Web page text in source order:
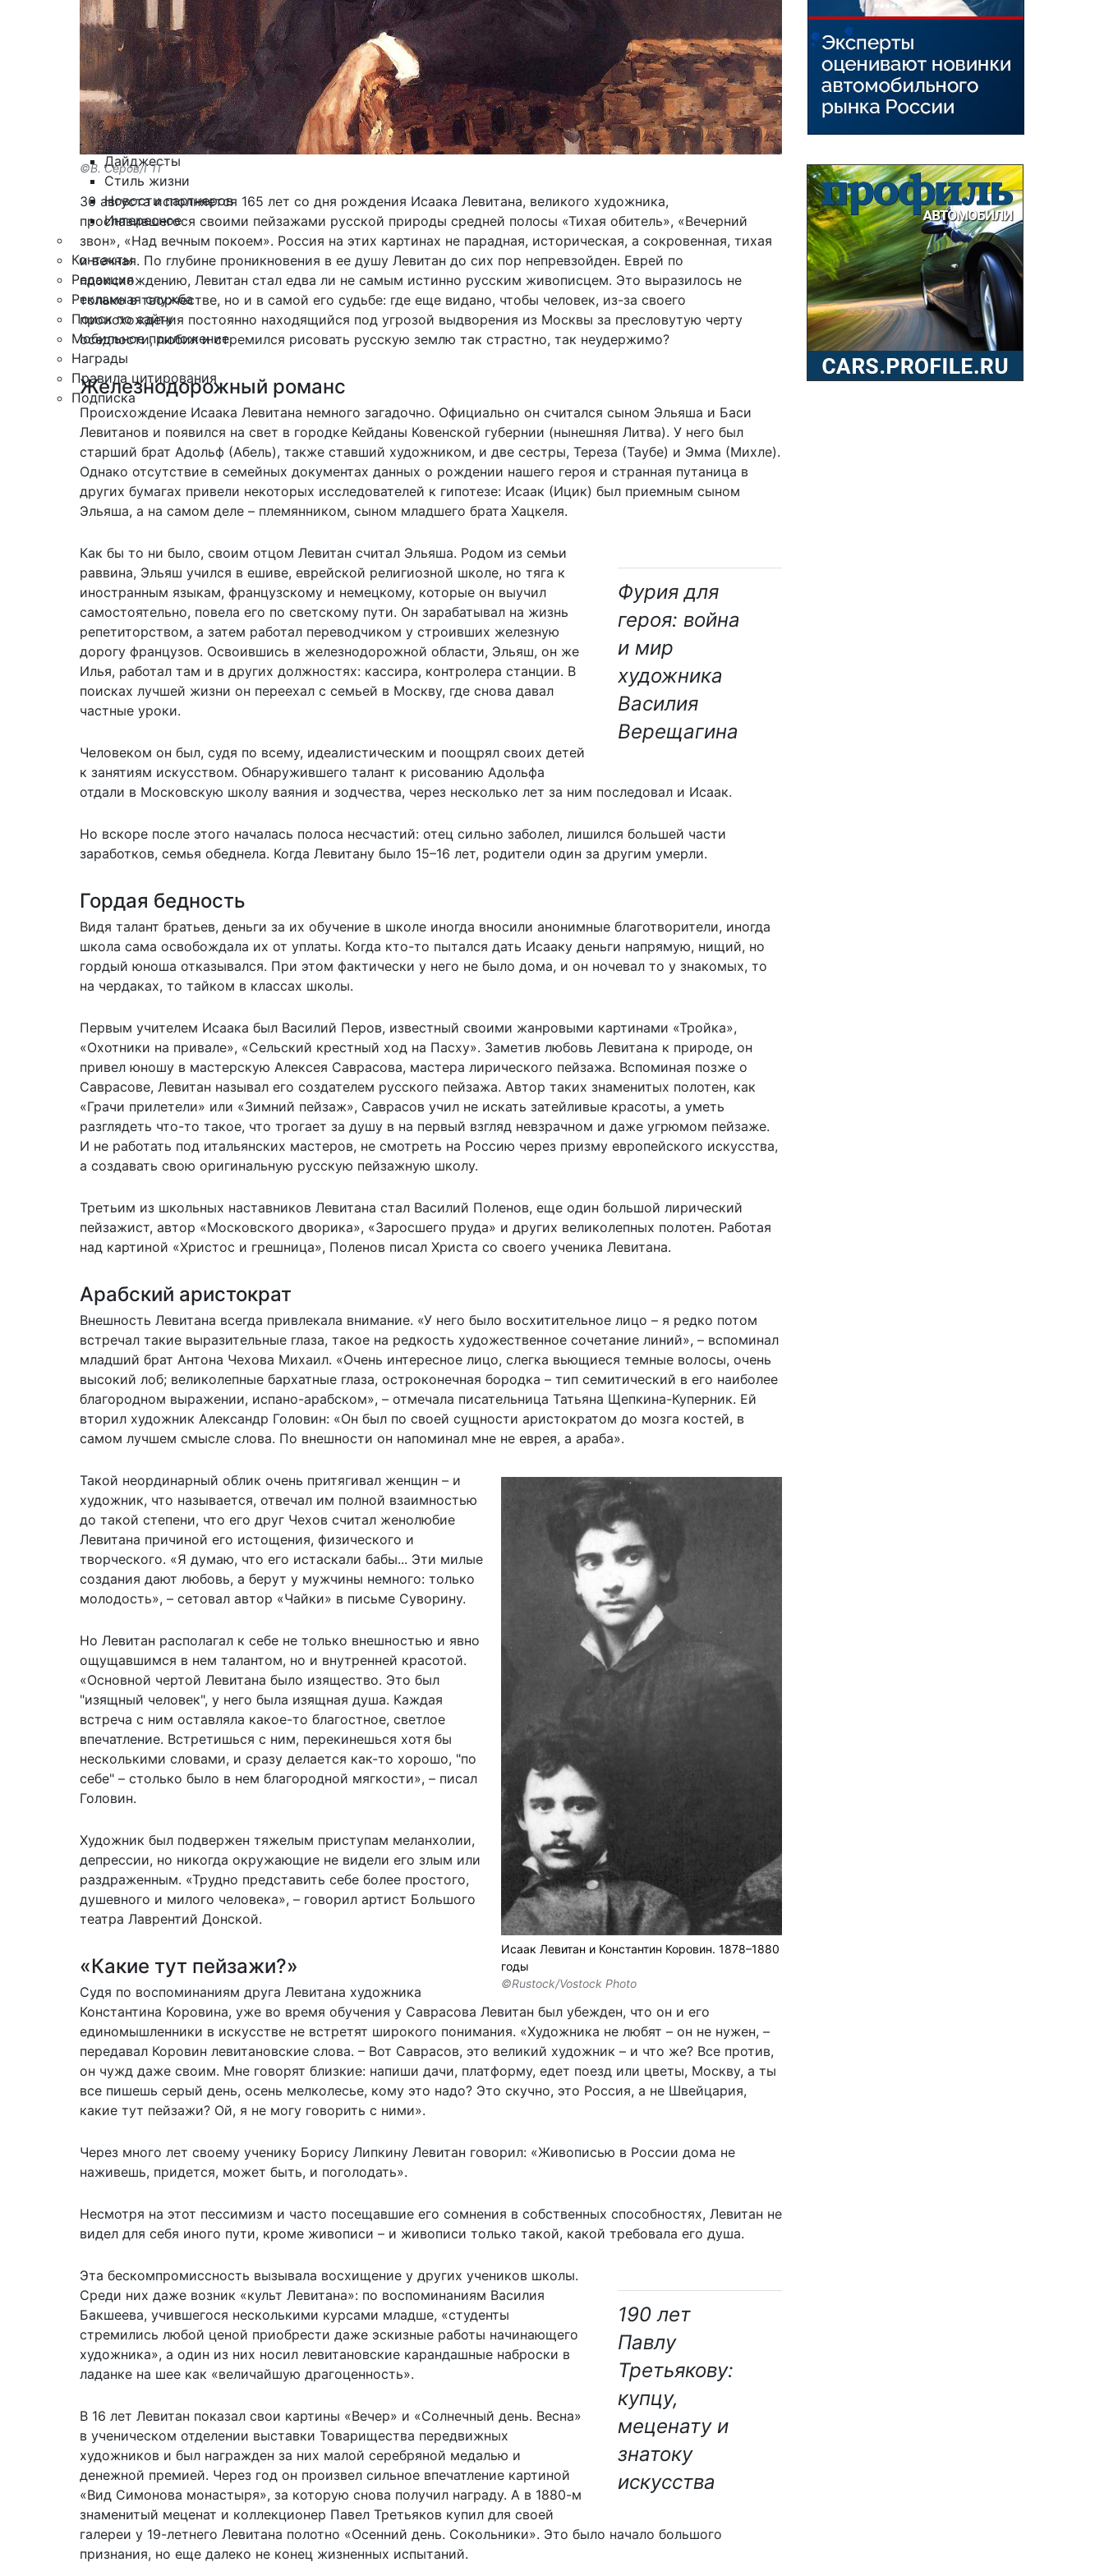
Армия
Персона
Наука и Технологии
Культура
Общество
Спорт
Здоровье
Происшествия
Дайджесты
Стиль жизни
Новости партнеров
Интересное
Контакты
Редакция
Рекламная служба
Поиск по сайту
Мобильное приложение
Награды
Правила цитирования
Подписка
©В. Серов/ГТГ
30 августа исполняется 165 лет со дня рождения Исаака Левитана, великого художника,
прославившегося своими пейзажами русской природы средней полосы «Тихая обитель», «Вечерний
звон», «Над вечным покоем». Россия на этих картинах не парадная, историческая, а сокровенная, тихая
и вечная. По глубине проникновения в ее душу Левитан до сих пор непревзойден. Еврей по
происхождению, Левитан стал едва ли не самым истинно русским живописцем. Это выразилось не
только в творчестве, но и в самой его судьбе: где еще видано, чтобы человек, из-за своего
происхождения постоянно находящийся под угрозой выдворения из Москвы за пресловутую черту
оседлости, любил и стремился рисовать русскую землю так страстно, так неудержимо?
Железнодорожный романс
Происхождение Исаака Левитана немного загадочно. Официально он считался сыном Эльяша и Баси
Левитанов и появился на свет в городке Кейданы Ковенской губернии (нынешняя Литва). У него был
старший брат Адольф (Абель), также ставший художником, и две сестры, Тереза (Таубе) и Эмма (Михле).
Однако отсутствие в семейных документах данных о рождении нашего героя и странная путаница в
других бумагах привели некоторых исследователей к гипотезе: Исаак (Ицик) был приемным сыном
Эльяша, а на самом деле – племянником, сыном младшего брата Хацкеля.
Фурия для
героя: война
и мир
художника
Василия
Верещагина
Как бы то ни было, своим отцом Левитан считал Эльяша. Родом из семьи
раввина, Эльяш учился в ешиве, еврейской религиозной школе, но тяга к
иностранным языкам, французскому и немецкому, которые он выучил
самостоятельно, повела его по светскому пути. Он зарабатывал на жизнь
репетиторством, а затем работал переводчиком у строивших железную
дорогу французов. Освоившись в железнодорожной области, Эльяш, он же
Илья, работал там и в других должностях: кассира, контролера станции. В
поисках лучшей жизни он переехал с семьей в Москву, где снова давал
частные уроки.
Человеком он был, судя по всему, идеалистическим и поощрял своих детей
к занятиям искусством. Обнаружившего талант к рисованию Адольфа
отдали в Московскую школу ваяния и зодчества, через несколько лет за ним последовал и Исаак.
Но вскоре после этого началась полоса несчастий: отец сильно заболел, лишился большей части
заработков, семья обеднела. Когда Левитану было 15–16 лет, родители один за другим умерли.
Гордая бедность
Видя талант братьев, деньги за их обучение в школе иногда вносили анонимные благотворители, иногда
школа сама освобождала их от уплаты. Когда кто-то пытался дать Исааку деньги напрямую, нищий, но
гордый юноша отказывался. При этом фактически у него не было дома, и он ночевал то у знакомых, то
на чердаках, то тайком в классах школы.
Первым учителем Исаака был Василий Перов, известный своими жанровыми картинами «Тройка»,
«Охотники на привале», «Сельский крестный ход на Пасху». Заметив любовь Левитана к природе, он
привел юношу в мастерскую Алексея Саврасова, мастера лирического пейзажа. Вспоминая позже о
Саврасове, Левитан называл его создателем русского пейзажа. Автор таких знаменитых полотен, как
«Грачи прилетели» или «Зимний пейзаж», Саврасов учил не искать затейливые красоты, а уметь
разглядеть что-то такое, что трогает за душу в на первый взгляд невзрачном и даже угрюмом пейзаже.
И не работать под итальянских мастеров, не смотреть на Россию через призму европейского искусства,
а создавать свою оригинальную русскую пейзажную школу.
Третьим из школьных наставников Левитана стал Василий Поленов, еще один большой лирический
пейзажист, автор «Московского дворика», «Заросшего пруда» и других великолепных полотен. Работая
над картиной «Христос и грешница», Поленов писал Христа со своего ученика Левитана.
Арабский аристократ
Внешность Левитана всегда привлекала внимание. «У него было восхитительное лицо – я редко потом
встречал такие выразительные глаза, такое на редкость художественное сочетание линий», – вспоминал
младший брат Антона Чехова Михаил. «Очень интересное лицо, слегка вьющиеся темные волосы, очень
высокий лоб; великолепные бархатные глаза, остроконечная бородка – тип семитический в его наиболее
благородном выражении, испано-арабском», – отмечала писательница Татьяна Щепкина-Куперник. Ей
вторил художник Александр Головин: «Он был по своей сущности аристократом до мозга костей, в
самом лучшем смысле слова. По внешности он напоминал мне не еврея, а араба».
Исаак Левитан и Константин Коровин. 1878–1880
годы
©Rustock/Vostock Photo
Такой неординарный облик очень притягивал женщин – и
художник, что называется, отвечал им полной взаимностью
до такой степени, что его друг Чехов считал женолюбие
Левитана причиной его истощения, физического и
творческого. «Я думаю, что его истаскали бабы... Эти милые
создания дают любовь, а берут у мужчины немного: только
молодость», – сетовал автор «Чайки» в письме Суворину.
Но Левитан располагал к себе не только внешностью и явно
ощущавшимся в нем талантом, но и внутренней красотой.
«Основной чертой Левитана было изящество. Это был
"изящный человек", у него была изящная душа. Каждая
встреча с ним оставляла какое-то благостное, светлое
впечатление. Встретишься с ним, перекинешься хотя бы
несколькими словами, и сразу делается как-то хорошо, "по
себе" – столько было в нем благородной мягкости», – писал
Головин.
Художник был подвержен тяжелым приступам меланхолии,
депрессии, но никогда окружающие не видели его злым или
раздраженным. «Трудно представить себе более простого,
душевного и милого человека», – говорил артист Большого
театра Лаврентий Донской.
«Какие тут пейзажи?»
Судя по воспоминаниям друга Левитана художника
Константина Коровина, уже во время обучения у Саврасова Левитан был убежден, что он и его
единомышленники в искусстве не встретят широкого понимания. «Художника не любят – он не нужен, –
передавал Коровин левитановские слова. – Вот Саврасов, это великий художник – и что же? Все против,
он чужд даже своим. Мне говорят близкие: напиши дачи, платформу, едет поезд или цветы, Москву, а ты
все пишешь серый день, осень мелколесье, кому это надо? Это скучно, это Россия, а не Швейцария,
какие тут пейзажи? Ой, я не могу говорить с ними».
Через много лет своему ученику Борису Липкину Левитан говорил: «Живописью в России дома не
наживешь, придется, может быть, и поголодать».
Несмотря на этот пессимизм и часто посещавшие его сомнения в собственных способностях, Левитан не
видел для себя иного пути, кроме живописи – и живописи только такой, какой требовала его душа.
190 лет
Павлу
Третьякову:
купцу,
меценату и
знатоку
искусства
Эта бескомпромиссность вызывала восхищение у других учеников школы.
Среди них даже возник «культ Левитана»: по воспоминаниям Василия
Бакшеева, учившегося несколькими курсами младше, «студенты
стремились любой ценой приобрести даже эскизные работы начинающего
художника», а один из них носил левитановские карандашные наброски в
ладанке на шее как «величайшую драгоценность».
В 16 лет Левитан показал свои картины «Вечер» и «Солнечный день. Весна»
в ученическом отделении выставки Товарищества передвижных
художников и был награжден за них малой серебряной медалью и
денежной премией. Через год он произвел сильное впечатление картиной
«Вид Симонова монастыря», за которую снова получил награду. А в 1880-м
знаменитый меценат и коллекционер Павел Третьяков купил для своей
галереи у 19-летнего Левитана полотно «Осенний день. Сокольники». Это было начало большого
признания, но еще далеко не конец жизненных испытаний.